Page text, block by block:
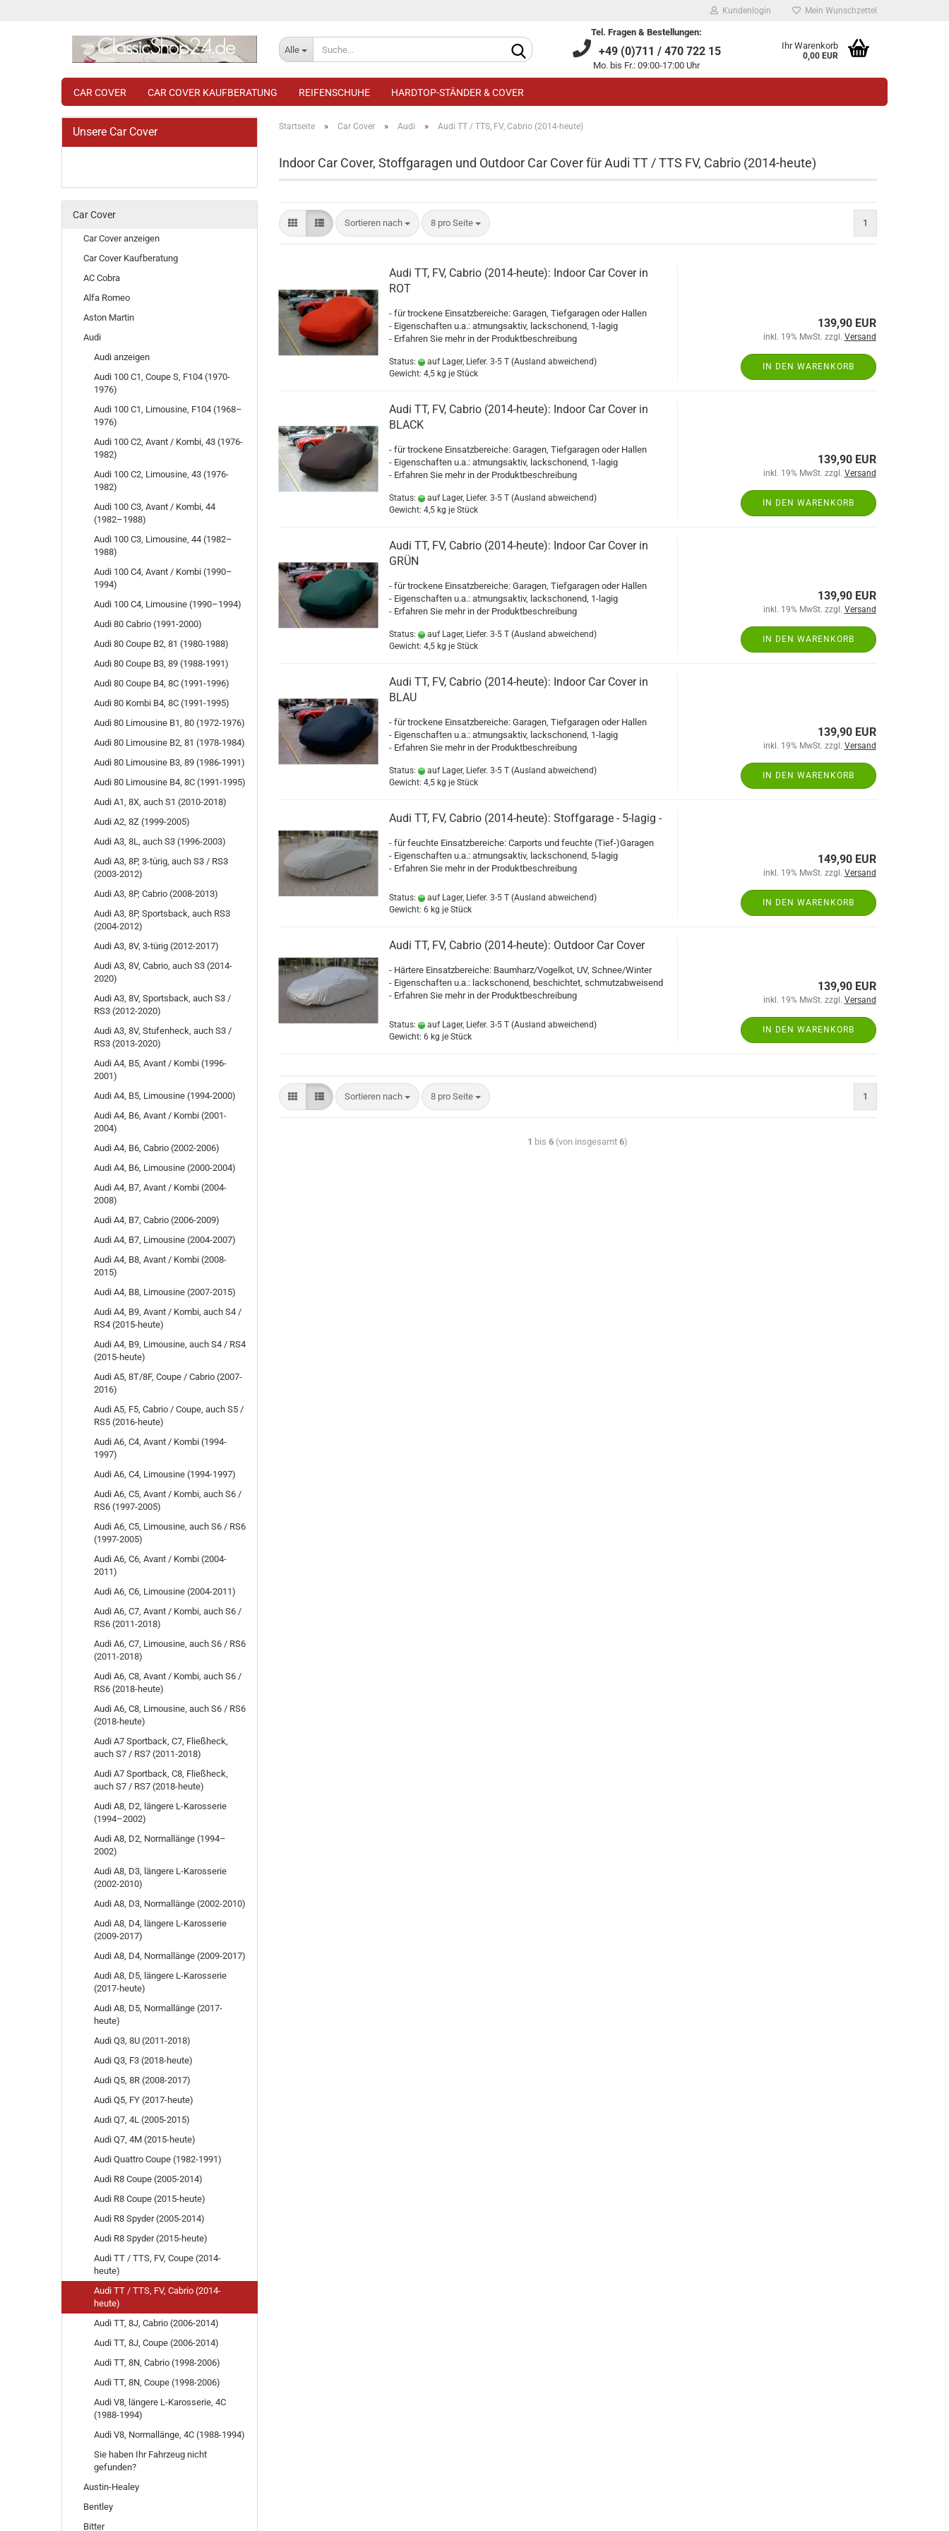
Kundenlogin
Kundenkonto anlegen
Mein Wunschzettel
Alle
Tel. Fragen & Bestellungen:
+49 (0)711 / 470 722 15
Mo. bis Fr.: 09:00-17:00 Uhr
Ihr Warenkorb
0,00 EUR
CAR COVER CAR COVER KAUFBERATUNG REIFENSCHUHE HARDTOP-STÄNDER & COVER
Startseite » Car Cover » Audi » Audi TT / TTS, FV, Cabrio (2014-heute)
Indoor Car Cover, Stoffgaragen und Outdoor Car Cover für Audi TT / TTS FV, Cabrio (2014-heute)
Sortieren nach 8 pro Seite 1
Audi TT, FV, Cabrio (2014-heute): Indoor Car Cover in
ROT
- für trockene Einsatzbereiche: Garagen, Tiefgaragen oder Hallen
- Eigenschaften u.a.: atmungsaktiv, lackschonend, 1-lagig
- Erfahren Sie mehr in der Produktbeschreibung
Status: auf Lager, Liefer. 3-5 T (Ausland abweichend)
Gewicht: 4,5kg je Stück
139,90 EUR
inkl. 19% MwSt. zzgl. Versand
IN DEN WARENKORB
Audi TT, FV, Cabrio (2014-heute): Indoor Car Cover in
BLACK
- für trockene Einsatzbereiche: Garagen, Tiefgaragen oder Hallen
- Eigenschaften u.a.: atmungsaktiv, lackschonend, 1-lagig
- Erfahren Sie mehr in der Produktbeschreibung
Status: auf Lager, Liefer. 3-5 T (Ausland abweichend)
Gewicht: 4,5kg je Stück
139,90 EUR
inkl. 19% MwSt. zzgl. Versand
IN DEN WARENKORB
Audi TT, FV, Cabrio (2014-heute): Indoor Car Cover in
GRÜN
- für trockene Einsatzbereiche: Garagen, Tiefgaragen oder Hallen
- Eigenschaften u.a.: atmungsaktiv, lackschonend, 1-lagig
- Erfahren Sie mehr in der Produktbeschreibung
Status: auf Lager, Liefer. 3-5 T (Ausland abweichend)
Gewicht: 4,5kg je Stück
139,90 EUR
inkl. 19% MwSt. zzgl. Versand
IN DEN WARENKORB
Audi TT, FV, Cabrio (2014-heute): Indoor Car Cover in
BLAU
- für trockene Einsatzbereiche: Garagen, Tiefgaragen oder Hallen
- Eigenschaften u.a.: atmungsaktiv, lackschonend, 1-lagig
- Erfahren Sie mehr in der Produktbeschreibung
Status: auf Lager, Liefer. 3-5 T (Ausland abweichend)
Gewicht: 4,5kg je Stück
139,90 EUR
inkl. 19% MwSt. zzgl. Versand
IN DEN WARENKORB
Audi TT, FV, Cabrio (2014-heute): Stoffgarage - 5-lagig -
- für feuchte Einsatzbereiche: Carports und feuchte (Tief-)Garagen
- Eigenschaften u.a.: atmungsaktiv, lackschonend, 5-lagig
- Erfahren Sie mehr in der Produktbeschreibung
Status: auf Lager, Liefer. 3-5 T (Ausland abweichend)
Gewicht: 6 kg je Stück
149,90 EUR
inkl. 19% MwSt. zzgl. Versand
IN DEN WARENKORB
Audi TT, FV, Cabrio (2014-heute): Outdoor Car Cover
- Härtere Einsatzbereiche: Baumharz/Vogelkot, UV, Schnee/Winter
- Eigenschaften u.a.: lackschonend, beschichtet, schmutzabweisend
- Erfahren Sie mehr in der Produktbeschreibung
Status: auf Lager, Liefer. 3-5 T (Ausland abweichend)
Gewicht: 6 kg je Stück
139,90 EUR
inkl. 19% MwSt. zzgl. Versand
IN DEN WARENKORB
Sortieren nach 8 pro Seite 1
1 bis6 (von insgesamt6)
Unsere Car Cover
Car Cover
Car Cover anzeigen
Car Cover Kaufberatung
AC Cobra
Alfa Romeo
Aston Martin
Audi
Audi anzeigen
Audi 100 C1, Coupe S, F104 (1970-
1976)
Audi 100 C1, Limousine, F104 (1968–
1976)
Audi 100 C2, Avant / Kombi, 43 (1976-
1982)
Audi 100 C2, Limousine, 43 (1976-
1982)
Audi 100 C3, Avant / Kombi, 44
(1982–1988)
Audi 100 C3, Limousine, 44 (1982–
1988)
Audi 100 C4, Avant / Kombi (1990–
1994)
Audi 100 C4, Limousine (1990–1994)
Audi 80 Cabrio (1991-2000)
Audi 80 Coupe B2, 81 (1980-1988)
Audi 80 Coupe B3, 89 (1988-1991)
Audi 80 Coupe B4, 8C (1991-1996)
Audi 80 Kombi B4, 8C (1991-1995)
Audi 80 Limousine B1, 80 (1972-1976)
Audi 80 Limousine B2, 81 (1978-1984)
Audi 80 Limousine B3, 89 (1986-1991)
Audi 80 Limousine B4, 8C (1991-1995)
Audi A1, 8X, auch S1 (2010-2018)
Audi A2, 8Z (1999-2005)
Audi A3, 8L, auch S3 (1996-2003)
Audi A3, 8P, 3-türig, auch S3 / RS3
(2003-2012)
Audi A3, 8P, Cabrio (2008-2013)
Audi A3, 8P, Sportsback, auch RS3
(2004-2012)
Audi A3, 8V, 3-türig (2012-2017)
Audi A3, 8V, Cabrio, auch S3 (2014-
2020)
Audi A3, 8V, Sportsback, auch S3 /
RS3 (2012-2020)
Audi A3, 8V, Stufenheck, auch S3 /
RS3 (2013-2020)
Audi A4, B5, Avant / Kombi (1996-
2001)
Audi A4, B5, Limousine (1994-2000)
Audi A4, B6, Avant / Kombi (2001-
2004)
Audi A4, B6, Cabrio (2002-2006)
Audi A4, B6, Limousine (2000-2004)
Audi A4, B7, Avant / Kombi (2004-
2008)
Audi A4, B7, Cabrio (2006-2009)
Audi A4, B7, Limousine (2004-2007)
Audi A4, B8, Avant / Kombi (2008-
2015)
Audi A4, B8, Limousine (2007-2015)
Audi A4, B9, Avant / Kombi, auch S4 /
RS4 (2015-heute)
Audi A4, B9, Limousine, auch S4 / RS4
(2015-heute)
Audi A5, 8T/8F, Coupe / Cabrio (2007-
2016)
Audi A5, F5, Cabrio / Coupe, auch S5 /
RS5 (2016-heute)
Audi A6, C4, Avant / Kombi (1994-
1997)
Audi A6, C4, Limousine (1994-1997)
Audi A6, C5, Avant / Kombi, auch S6 /
RS6 (1997-2005)
Audi A6, C5, Limousine, auch S6 / RS6
(1997-2005)
Audi A6, C6, Avant / Kombi (2004-
2011)
Audi A6, C6, Limousine (2004-2011)
Audi A6, C7, Avant / Kombi, auch S6 /
RS6 (2011-2018)
Audi A6, C7, Limousine, auch S6 / RS6
(2011-2018)
Audi A6, C8, Avant / Kombi, auch S6 /
RS6 (2018-heute)
Audi A6, C8, Limousine, auch S6 / RS6
(2018-heute)
Audi A7 Sportback, C7, Fließheck,
auch S7 / RS7 (2011-2018)
Audi A7 Sportback, C8, Fließheck,
auch S7 / RS7 (2018-heute)
Audi A8, D2, längere L-Karosserie
(1994–2002)
Audi A8, D2, Normallänge (1994–
2002)
Audi A8, D3, längere L-Karosserie
(2002-2010)
Audi A8, D3, Normallänge (2002-2010)
Audi A8, D4, längere L-Karosserie
(2009-2017)
Audi A8, D4, Normallänge (2009-2017)
Audi A8, D5, längere L-Karosserie
(2017-heute)
Audi A8, D5, Normallänge (2017-
heute)
Audi Q3, 8U (2011-2018)
Audi Q3, F3 (2018-heute)
Audi Q5, 8R (2008-2017)
Audi Q5, FY (2017-heute)
Audi Q7, 4L (2005-2015)
Audi Q7, 4M (2015-heute)
Audi Quattro Coupe (1982-1991)
Audi R8 Coupe (2005-2014)
Audi R8 Coupe (2015-heute)
Audi R8 Spyder (2005-2014)
Audi R8 Spyder (2015-heute)
Audi TT / TTS, FV, Coupe (2014-
heute)
Audi TT / TTS, FV, Cabrio (2014-
heute)
Audi TT, 8J, Cabrio (2006-2014)
Audi TT, 8J, Coupe (2006-2014)
Audi TT, 8N, Cabrio (1998-2006)
Audi TT, 8N, Coupe (1998-2006)
Audi V8, längere L-Karosserie, 4C
(1988-1994)
Audi V8, Normallänge, 4C (1988-1994)
Sie haben Ihr Fahrzeug nicht
gefunden?
Austin-Healey
Bentley
Bitter